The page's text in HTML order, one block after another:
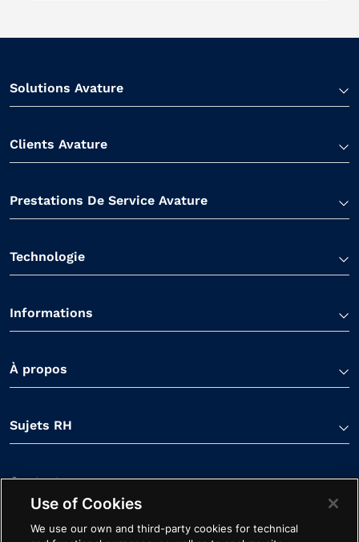
Solutions Avature
Clients Avature
Prestations De Service Avature
Technologie
Informations
À propos
Sujets RH
Contactez-nous
Use of Cookies
We use our own and third-party cookies for technical